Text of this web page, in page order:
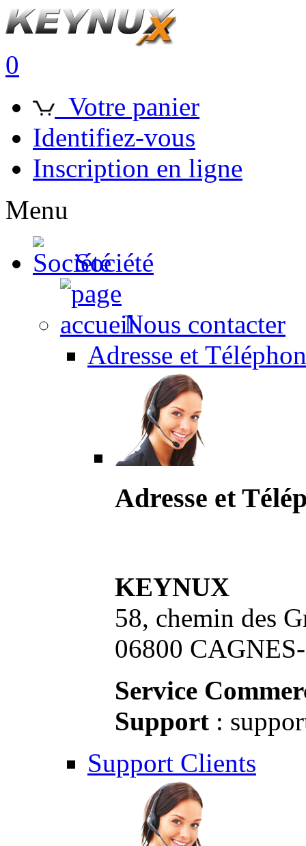
0
Votre panier
Identifiez-vous
Inscription en ligne
Menu
Société
Nous contacter
Adresse et
Adresse et
KEYNUX
58, chemin des
06800
Service
Support :
Support Clients